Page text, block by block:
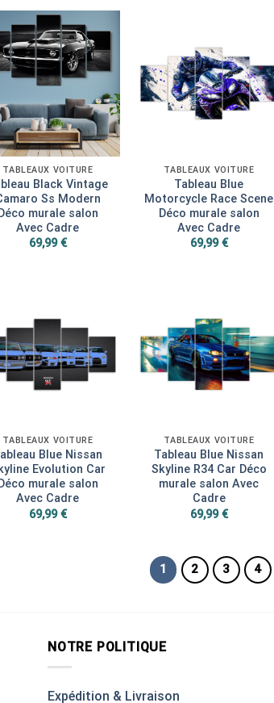
TABLEAUX VOITURE
Black Vintage
Ss Modern
murale salon
Avec Cadre
69,99€
TABLEAUX VOITURE
Tableau Blue
Motorcycle Race Scene
Déco murale salon
Avec Cadre
69,99€
TABLEAUX VOITURE
Blue Nissan
Evolution Car
murale salon
Avec Cadre
69,99€
TABLEAUX VOITURE
Tableau Blue Nissan
Skyline R34 Car Déco
murale salon Avec
Cadre
69,99€
1 2 3 4
NOTRE POLITIQUE
Expédition & Livraison